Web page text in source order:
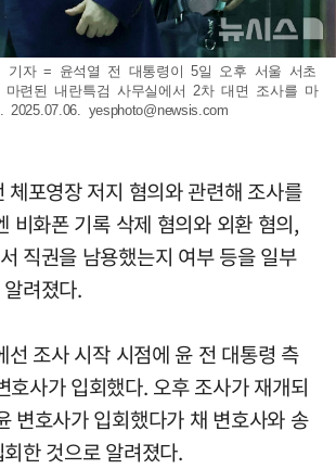
기자 = 윤석열 전 대통령이 5일 오후 서울 서초
마련된 내란특검 사무실에서 2차 대면 조사를 마
2025.07.06. yesphoto@newsis.com
체포영장 저지 혐의와 관련해 조사를
비화폰 기록 삭제 혐의와 외환 혐의,
직권을 남용했는지 여부 등을 일부
려졌다.
선 조사 시작 시점에 윤 전 대통령 측
호사가 입회했다. 오후 조사가 재개되
변호사가 입회했다가 채 변호사와 송
한 것으로 알려졌다.